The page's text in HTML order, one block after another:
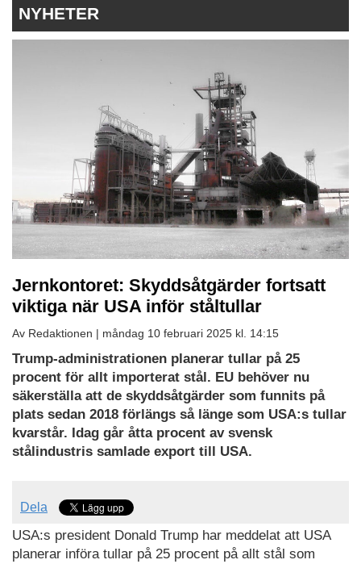
NYHETER
Jernkontoret: Skyddsåtgärder fortsatt
viktiga när USA inför ståltullar
Av Redaktionen | måndag 10 februari 2025 kl. 14:15
Trump-administrationen planerar tullar på 25
procent för allt importerat stål. EU behöver nu
säkerställa att de skyddsåtgärder som funnits på
plats sedan 2018 förlängs så länge som USA:s tullar
kvarstår. Idag går åtta procent av svensk
stålindustris samlade export till USA.
Dela
USA:s president Donald Trump har meddelat att USA
planerar införa tullar på 25 procent på allt stål som